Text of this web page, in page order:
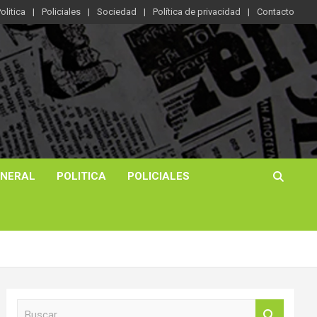
Policiales Sociedad Política de privacidad Contacto
POLITICA POLICIALES